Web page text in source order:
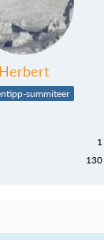
Herbert
summiteer
1
130